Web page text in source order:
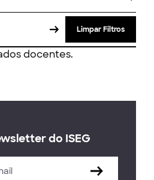
Limpar Filtros
docentes.
do ISEG